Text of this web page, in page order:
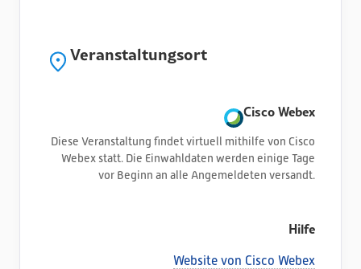
Veranstaltungsort
Cisco Webex
Diese Veranstaltung findet virtuell mithilfe von Cisco
Webex statt. Die Einwahldaten werden einige Tage
vor Beginn an alle Angemeldeten versandt.
Hilfe
Website von Cisco Webex